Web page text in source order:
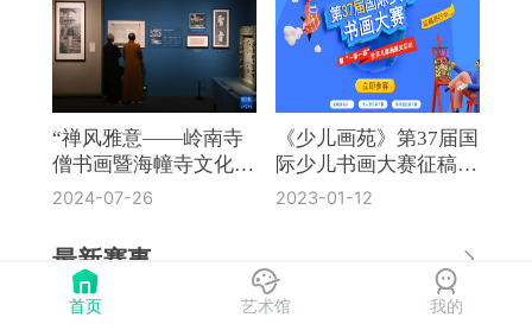
“禅风雅意——岭南寺
僧书画暨海幢寺文化
展”在国博开幕
2024-07-26
《少儿画苑》第37届国
际少儿书画大赛征稿通
知
2023-01-12
最新赛事
《奔流·小作家》第8届全国中
首页 艺术馆 我的